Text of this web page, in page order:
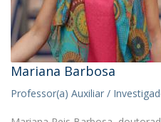
Mariana Barbosa
Professor(a) Auxiliar /